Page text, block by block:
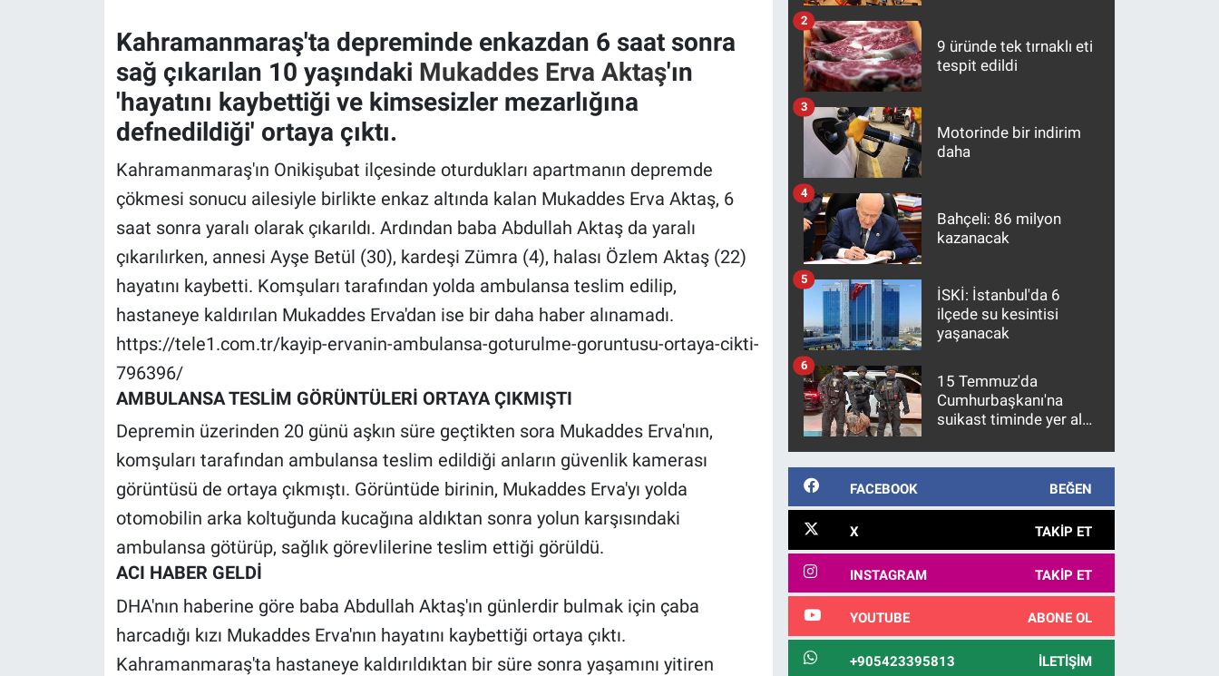
Kahramanmaraş'ta depreminde enkazdan 6 saat sonra
sağ çıkarılan 10 yaşındaki Mukaddes Erva Aktaş'ın
'hayatını kaybettiği ve kimsesizler mezarlığına
defnedildiği' ortaya çıktı.
Kahramanmaraş'ın Onikişubat ilçesinde oturdukları apartmanın depremde
çökmesi sonucu ailesiyle birlikte enkaz altında kalan Mukaddes Erva Aktaş, 6
saat sonra yaralı olarak çıkarıldı. Ardından baba Abdullah Aktaş da yaralı
çıkarılırken, annesi Ayşe Betül (30), kardeşi Zümra (4), halası Özlem Aktaş (22)
hayatını kaybetti. Komşuları tarafından yolda ambulansa teslim edilip,
hastaneye kaldırılan Mukaddes Erva'dan ise bir daha haber alınamadı.
https://tele1.com.tr/kayip-ervanin-ambulansa-goturulme-goruntusu-ortaya-cikti-
796396/
AMBULANSA TESLİM GÖRÜNTÜLERİ ORTAYA ÇIKMIŞTI
Depremin üzerinden 20 günü aşkın süre geçtikten sora Mukaddes Erva'nın,
komşuları tarafından ambulansa teslim edildiği anların güvenlik kamerası
görüntüsü de ortaya çıkmıştı. Görüntüde birinin, Mukaddes Erva'yı yolda
otomobilin arka koltuğunda kucağına aldıktan sonra yolun karşısındaki
ambulansa götürüp, sağlık görevlilerine teslim ettiği görüldü.
ACI HABER GELDİ
DHA'nın haberine göre baba Abdullah Aktaş'ın günlerdir bulmak için çaba
harcadığı kızı Mukaddes Erva'nın hayatını kaybettiği ortaya çıktı.
Kahramanmaraş'ta hastaneye kaldırıldıktan bir süre sonra yaşamını yitiren
9 üründe tek tırnaklı eti
tespit edildi
2
Motorinde bir indirim
daha
3
Bahçeli: 86 milyon
kazanacak
4
İSKİ: İstanbul'da 6
ilçede su kesintisi
yaşanacak
5
15 Temmuz'da
Cumhurbaşkanı'na
suikast timinde yer alan
10 yıl sonra yakalandı
6
FACEBOOK BEĞEN
X TAKIP ET
INSTAGRAM TAKIP ET
YOUTUBE ABONE OL
+905423395813 İLETIŞIM
Gündem Özel
Günün görüntüsü
Koronavirüs
Kültür Sanat
Ne demişti
Programlar
Teknoloji